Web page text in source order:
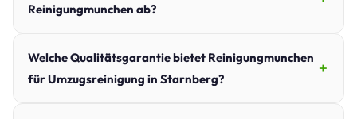
Reinigungmunchen ab?
Welche Qualitätsgarantie bietet Reinigungmunchen
für Umzugsreinigung in Starnberg?